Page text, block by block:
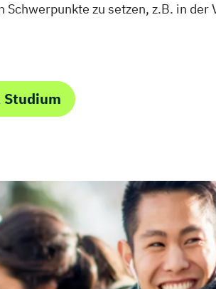
zu setzen, z.B. in der
Studium